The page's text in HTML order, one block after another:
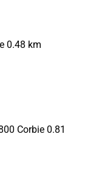
0.48 km
Corbie 0.81